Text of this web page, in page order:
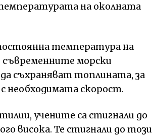
на околната
температура на
морски
съхраняват топлината, за
необходимата скорост.
учените са стигнали до
висока. Те стигнали до този